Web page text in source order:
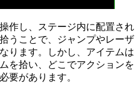
作し、ステージ内に配置され
うことで、ジャンプやレーザ
ります。しかし、アイテムは
を拾い、どこでアクションを
要があります。